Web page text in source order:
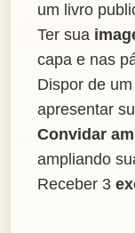
um livro
Ter sua
capa e nas
Dispor de um
apresentar
Convidar
ampliando
Receber 3